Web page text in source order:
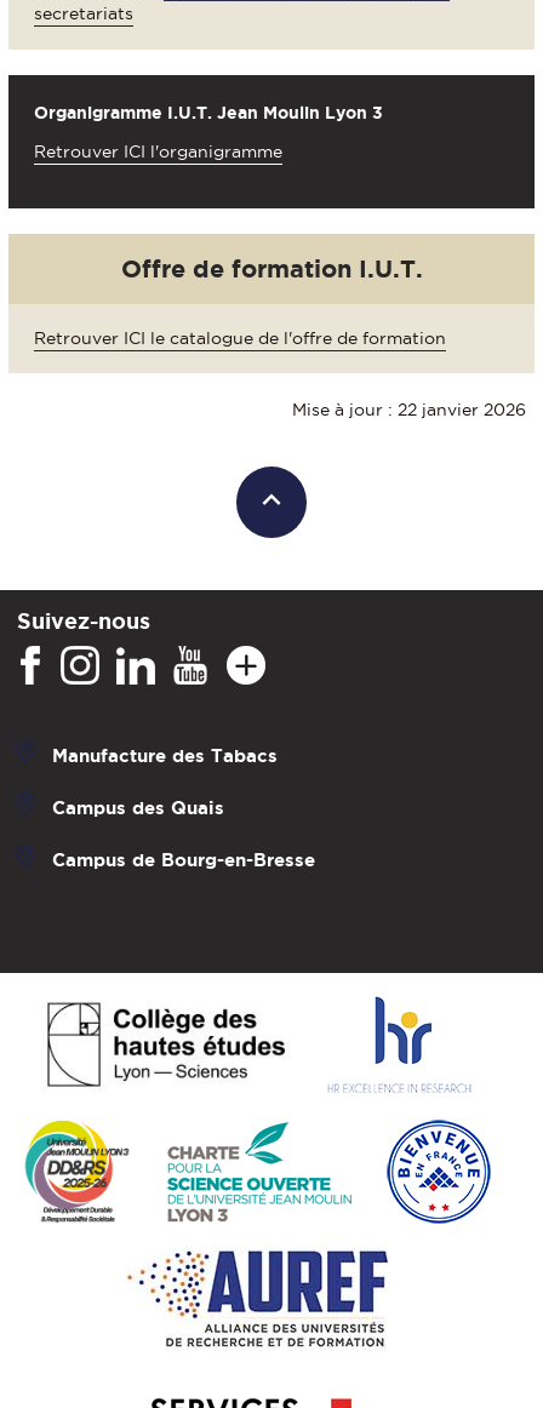
secretariats
Organigramme I.U.T. Jean Moulin Lyon 3
Retrouver ICI l'organigramme
Offre de formation I.U.T.
Retrouver ICI le catalogue de l'offre de formation
Mise à jour : 22 janvier 2026
Suivez-nous
Manufacture des Tabacs
Campus des Quais
Campus de Bourg-en-Bresse